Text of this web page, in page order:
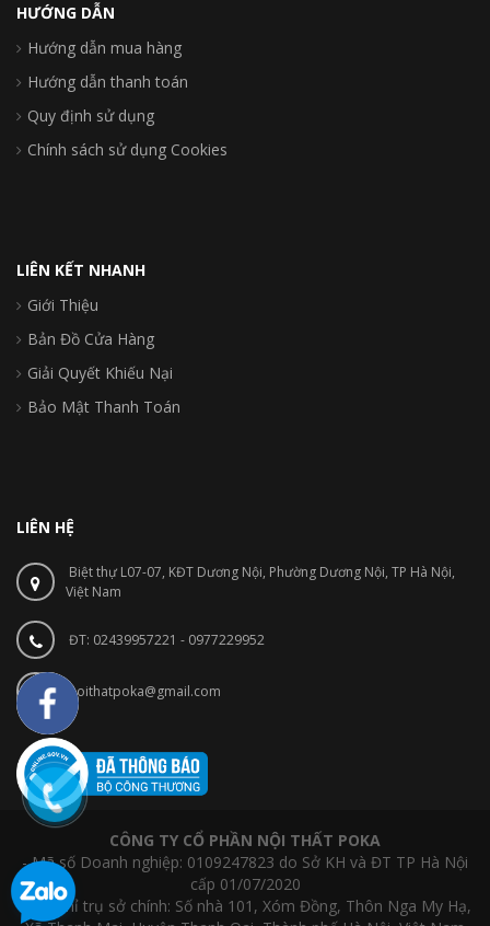
HƯỚNG DẪN
Hướng dẫn mua hàng
Hướng dẫn thanh toán
Quy định sử dụng
Chính sách sử dụng Cookies
LIÊN KẾT NHANH
Giới Thiệu
Bản Đồ Cửa Hàng
Giải Quyết Khiếu Nại
Bảo Mật Thanh Toán
LIÊN HỆ
Biệt thự L07-07, KĐT Dương Nội, Phường Dương Nội, TP Hà Nội,
Việt Nam
ĐT: 02439957221 - 0977229952
noithatpoka@gmail.com
CÔNG TY CỔ PHẦN NỘI THẤT POKA
- Mã số Doanh nghiệp: 0109247823 do Sở KH và ĐT TP Hà Nội
cấp 01/07/2020
- Địa chỉ trụ sở chính: Số nhà 101, Xóm Đồng, Thôn Nga My Hạ,